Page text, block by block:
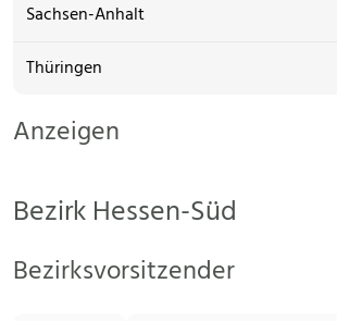
Sachsen-Anhalt
Thüringen
Anzeigen
Bezirk Hessen-Süd
Bezirksvorsitzender